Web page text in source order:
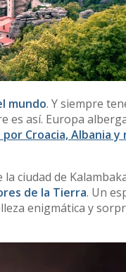
mundo. Y siempre
así. Europa
Croacia, Albania
ciudad de
de la Tierra. Un
enigmática y